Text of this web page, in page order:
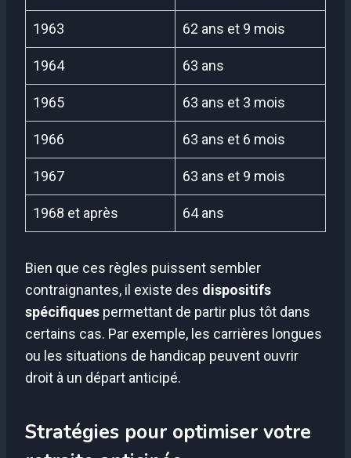
1963 62 ans et 9 mois
1964 63 ans
1965 63 ans et 3 mois
1966 63 ans et 6 mois
1967 63 ans et 9 mois
1968 et après 64 ans
Bien que ces règles puissent sembler
contraignantes, il existe des dispositifs
spécifiques permettant de partir plus tôt dans
certains cas. Par exemple, les carrières longues
ou les situations de handicap peuvent ouvrir
droit à un départ anticipé.
Stratégies pour optimiser votre